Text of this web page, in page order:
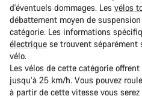
d'éventuels dommages. Les vélos
débattement moyen de
catégorie. Les informations
électrique se trouvent séparément
vélo.
Les vélos de cette catégorie
jusqu’à 25 km/h. Vous pouvez
à partir de cette vitesse vous